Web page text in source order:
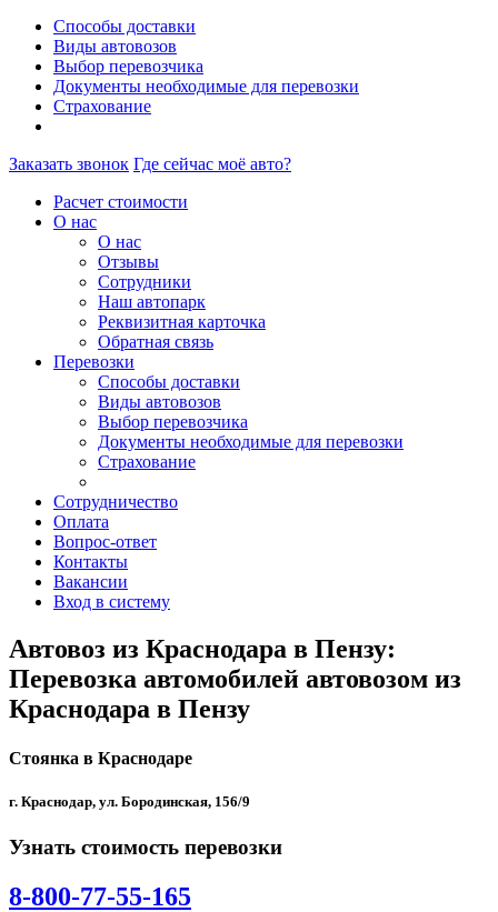
Способы доставки
Виды автовозов
Выбор перевозчика
Документы необходимые для перевозки
Страхование
Заказать звонок Где сейчас моё авто?
Расчет стоимости
О нас
О нас
Отзывы
Сотрудники
Наш автопарк
Реквизитная карточка
Обратная связь
Перевозки
Способы доставки
Виды автовозов
Выбор перевозчика
Документы необходимые для перевозки
Страхование
Сотрудничество
Оплата
Вопрос-ответ
Контакты
Вакансии
Вход в систему
Автовоз из Краснодара в Пензу:
Перевозка автомобилей автовозом из
Краснодара в Пензу
Стоянка в Краснодаре
г. Краснодар, ул. Бородинская, 156/9
Узнать стоимость перевозки
8-800-77-55-165